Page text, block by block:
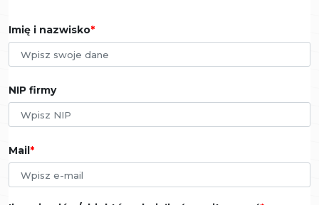
Imię i nazwisko
NIP firmy
Mail